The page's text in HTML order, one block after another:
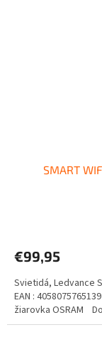
SMART
€99,95
Svietidá, Ledvance
EAN :
žiarovka OSRAM